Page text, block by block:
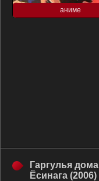
аниме
Гаргулья дома
Ёсинага (2006)